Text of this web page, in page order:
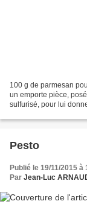
100 g de parmesan
un emporte pièce,
sulfurisé, pour lui
Pesto
Publié le 19/11/2015 à
Par Jean-Luc